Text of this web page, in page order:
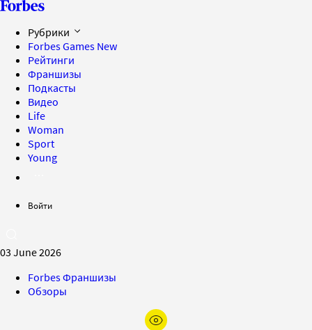
Рубрики
Forbes Games New
Рейтинги
Франшизы
Подкасты
Видео
Life
Woman
Sport
Young
Войти
03 June 2026
Forbes Франшизы
Обзоры